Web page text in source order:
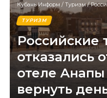
Кубань Информ / Туризм/Российские
ТУРИЗМ
Российские
отказались
отеле
вернуть